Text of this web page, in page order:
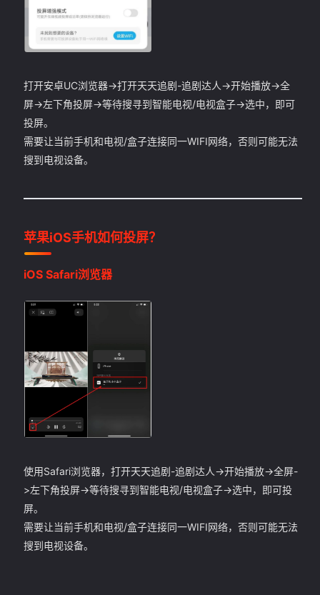
打开安卓UC浏览器->打开天天追剧-追剧达人->开始播放->全
屏->左下角投屏->等待搜寻到智能电视/电视盒子->选中，即可
投屏。
需要让当前手机和电视/盒子连接同一WIFI网络，否则可能无法
搜到电视设备。
苹果iOS手机如何投屏？
iOS Safari浏览器
使用Safari浏览器，打开天天追剧-追剧达人->开始播放->全屏-
>左下角投屏->等待搜寻到智能电视/电视盒子->选中，即可投
屏。
需要让当前手机和电视/盒子连接同一WIFI网络，否则可能无法
搜到电视设备。